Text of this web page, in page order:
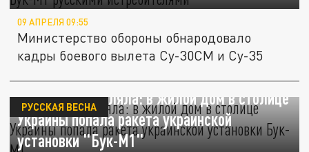
09 АПРЕЛЯ 09:55
Министерство обороны обнародовало
кадры боевого вылета Су-30СМ и Су-35
Россия не стреляла: в жилой дом в столице
Украины попала ракета украинской
установки "Бук-М1"
РУССКАЯ ВЕСНА